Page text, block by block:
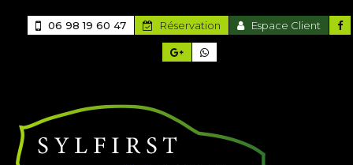
06 98 19 60 47 Réservation Espace Client